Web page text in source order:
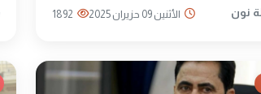
نون الأثنين 09 حزيران 2025 1892